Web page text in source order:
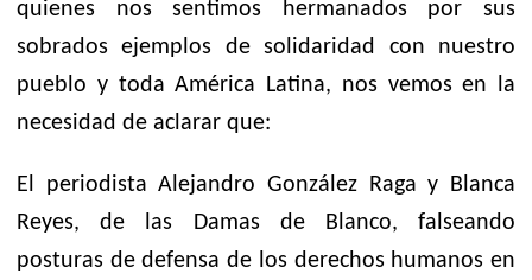
quienes nos sentimos hermanados por sus
sobrados ejemplos de solidaridad con nuestro
pueblo y toda América Latina, nos vemos en la
necesidad de aclarar que:
El periodista Alejandro González Raga y Blanca
Reyes, de las Damas de Blanco, falseando
posturas de defensa de los derechos humanos en